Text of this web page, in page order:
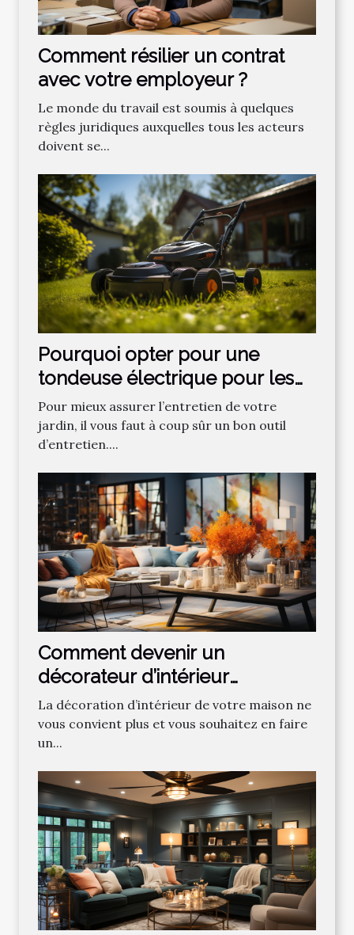
Comment résilier un contrat
avec votre employeur ?
Le monde du travail est soumis à quelques
règles juridiques auxquelles tous les acteurs
doivent se...
Pourquoi opter pour une
tondeuse électrique pour les
gazons ?
Pour mieux assurer l’entretien de votre
jardin, il vous faut à coup sûr un bon outil
d’entretien....
Comment devenir un
décorateur d’intérieur
professionnel ?
La décoration d’intérieur de votre maison ne
vous convient plus et vous souhaitez en faire
un...